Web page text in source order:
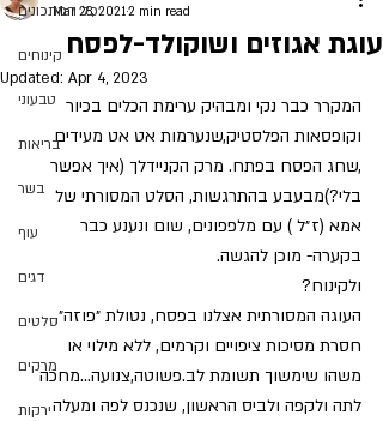
כל המתכונים
קינוחים
טבעוני
בריאות
בשר
עוף
דגים
סלטים
מרקים
ירקות
עוגת אגוזים ושוקולד-לפסח
Mar 28, 20212 min read
Updated: Apr 4, 2023
המקרר כבר נקי ומבהיק ערימת הכלים בכיור
וקופסאות הפלסטיק,שנערמות אט אט מעידים
,שחג הפסח בפתח. מרק הקניידלך (איך אפשר
בלי?)מבעבע בהתרגשות, הסלט המסורתי של
אמא (ז״ל ) עם מלפפונים, שום ונענע כבר
בקערה- מוכן להגשה.
ולקינוח?
העוגה המסורתית אצלנו בפסח, נטולת ״פוזה״,
חסרת מסיכות ציפויים וקרמים, ללא מילוי או
משהו שימשוך תשומת לב.פשוטה,צנועה...מחכה
לתה ולקפה ולביס הראשון, שנכנס לפה ומעלה